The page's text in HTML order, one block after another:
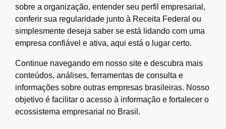
sobre a organização, entender seu perfil empresarial,
conferir sua regularidade junto à Receita Federal ou
simplesmente deseja saber se está lidando com uma
empresa confiável e ativa, aqui está o lugar certo.
Continue navegando em nosso site e descubra mais
conteúdos, análises, ferramentas de consulta e
informações sobre outras empresas brasileiras. Nosso
objetivo é facilitar o acesso à informação e fortalecer o
ecossistema empresarial no Brasil.